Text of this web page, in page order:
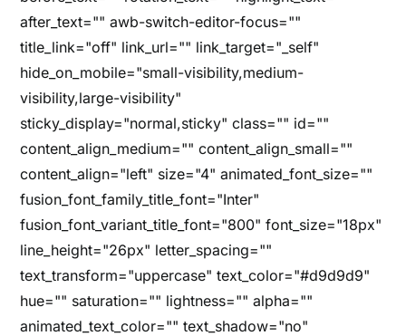
after_text="" awb-switch-editor-focus=""
title_link="off" link_url="" link_target="_self"
hide_on_mobile="small-visibility,medium-
visibility,large-visibility"
sticky_display="normal,sticky" class="" id=""
content_align_medium="" content_align_small=""
content_align="left" size="4" animated_font_size=""
fusion_font_family_title_font="Inter"
fusion_font_variant_title_font="800" font_size="18px"
line_height="26px" letter_spacing=""
text_transform="uppercase" text_color="#d9d9d9"
hue="" saturation="" lightness="" alpha=""
animated_text_color="" text_shadow="no"